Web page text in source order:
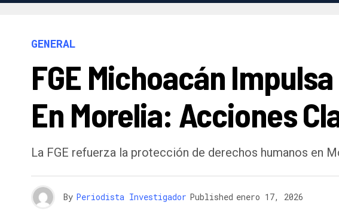
GENERAL
FGE Michoacán
En Morelia: Acciones
La FGE refuerza la protección de derechos humanos en
By Periodista Investigador Published enero 17, 2026